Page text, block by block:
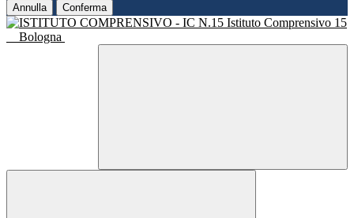
Annulla Conferma
Istituto Comprensivo 15
Bologna